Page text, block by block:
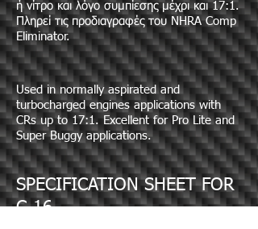
ή νίτρο και λόγο συμπίεσης μέχρι και 17:1.
Πληρεί τις προδιαγραφές του NHRA Comp
Eliminator.
Used in normally aspirated and
turbocharged engines applications with
CRs up to 17:1. Excellent for Pro Lite and
Super Buggy applications.
SPECIFICATION SHEET FOR
C-16